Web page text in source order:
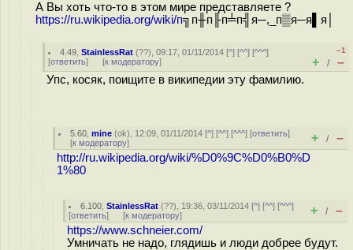
А Вы хоть что-то в этом мире представляете ?
https://ru.wikipedia.org/wiki/п╗п╫п╟п╧п╣я─,_п▒я─я▌я│
4.49 ,StainlessRat (??), 09:17, 01/11/2014 [^] [^^] [^^^]
[ответить] [к модератору]
–1
+ / –
Упс, косяк, поищите в википедии эту фамилию.
5.60 ,mine (ok), 12:09, 01/11/2014 [^] [^^] [^^^] [ответить]
[к модератору] + / –
http://ru.wikipedia.org/wiki/%D0%9C%D0%B0%D
1%80
6.100 ,StainlessRat (??), 19:36, 03/11/2014 [^] [^^] [^^^]
[ответить] [к модератору] + / –
https://www.schneier.com/
Умничать не надо, глядишь и люди добрее будут.